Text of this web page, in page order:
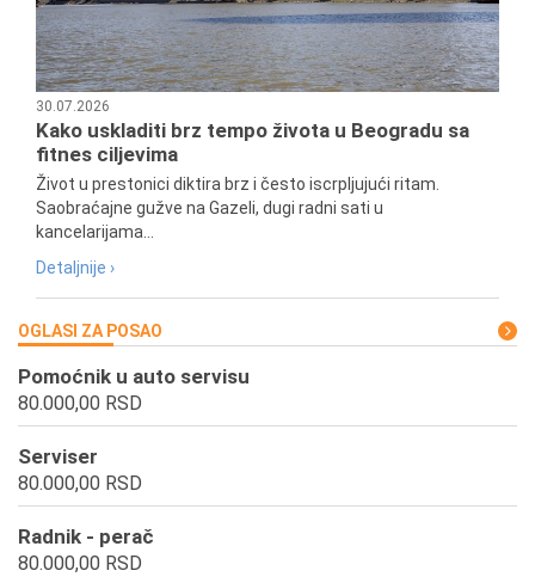
30.07.2026
Kako uskladiti brz tempo života u Beogradu sa
fitnes ciljevima
Život u prestonici diktira brz i često iscrpljujući ritam.
Saobraćajne gužve na Gazeli, dugi radni sati u
kancelarijama...
Detaljnije ›
OGLASI ZA POSAO
Pomoćnik u auto servisu
80.000,00 RSD
Serviser
80.000,00 RSD
Radnik - perač
80.000,00 RSD